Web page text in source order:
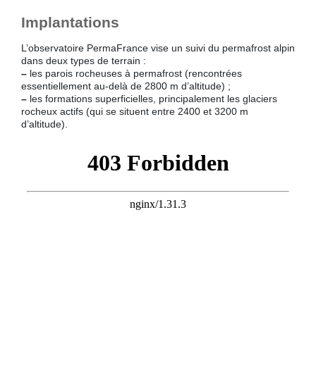
Implantations
L’observatoire PermaFrance vise un suivi du permafrost alpin
dans deux types de terrain :
– les parois rocheuses à permafrost (rencontrées
essentiellement au-delà de 2800 m d’altitude) ;
– les formations superficielles, principalement les glaciers
rocheux actifs (qui se situent entre 2400 et 3200 m
d’altitude).